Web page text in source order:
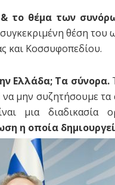
& το θέμα των
θέση του
και Κοσσυφοπεδίου.
Ελλάδα; Τα σύνορα.
να μην συζητήσουμε
μια διαδικασία
η οποία